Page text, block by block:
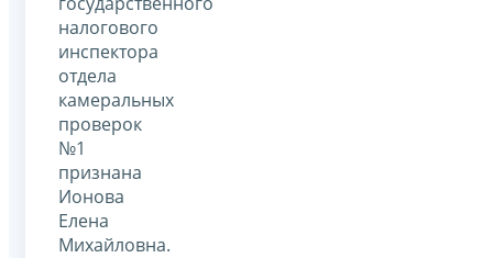
налогового
инспектора
отдела
камеральных
проверок
№1
признана
Ионова
Елена
Михайловна.